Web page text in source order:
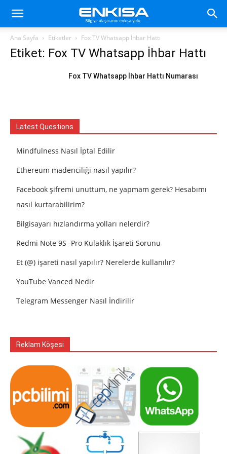
Ana Sayfa Etiketler Fox TV Whatsapp İhbar Hattı
Etiket: Fox TV Whatsapp İhbar Hattı
Fox TV Whatsapp İhbar Hattı Numarası
Latest Questions
Mindfulness Nasıl İptal Edilir
Ethereum madenciliği nasıl yapılır?
Facebook şifremi unuttum, ne yapmam gerek? Hesabımı
nasıl kurtarabilirim?
Bilgisayarı hızlandırma yolları nelerdir?
Redmi Note 9S -Pro Kulaklık İşareti Sorunu
Et (@) işareti nasıl yapılır? Nerelerde kullanılır?
YouTube Vanced Nedir
Telegram Messenger Nasıl İndirilir
Reklam Köşesi